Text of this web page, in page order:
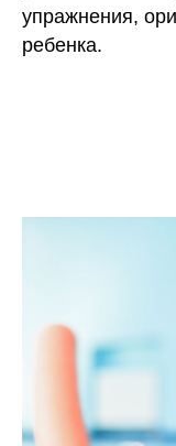
упражнения,
ребенка.